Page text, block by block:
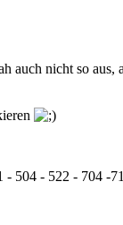
auch nicht so
- 504 - 522 - 704 -